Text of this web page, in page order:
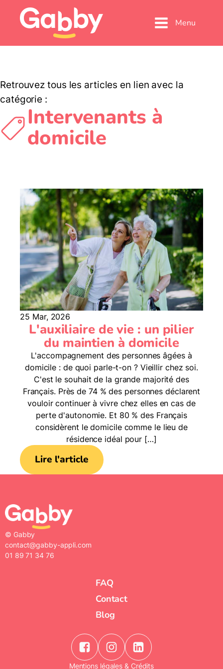
Menu
Retrouvez tous les articles en lien avec la
catégorie :
Intervenants à
domicile
25 Mar, 2026
L'auxiliaire de vie : un pilier
du maintien à domicile
L'accompagnement des personnes âgées à
domicile : de quoi parle-t-on ? Vieillir chez soi.
C'est le souhait de la grande majorité des
Français. Près de 74 % des personnes déclarent
vouloir continuer à vivre chez elles en cas de
perte d'autonomie. Et 80 % des Français
considèrent le domicile comme le lieu de
résidence idéal pour […]
Lire l'article
© Gabby
contact@gabby-appli.com
01 89 71 34 76
FAQ
Contact
Blog
Mentions légales & Crédits